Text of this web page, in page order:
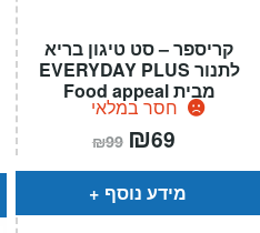
קריספר – סט טיגון בריא
לתנור EVERYDAY PLUS
מבית Food appeal
חסר במלאי
₪99 המחיר
המקורי
היה:
₪99.
₪69
הוא:
מידע נוסף